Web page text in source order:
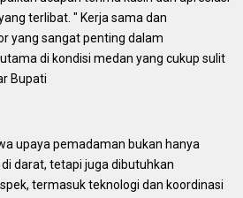
terlibat. " Kerja sama dan
yang sangat penting dalam
di kondisi medan yang cukup sulit
Bupati
upaya pemadaman bukan hanya
darat, tetapi juga dibutuhkan
termasuk teknologi dan koordinasi